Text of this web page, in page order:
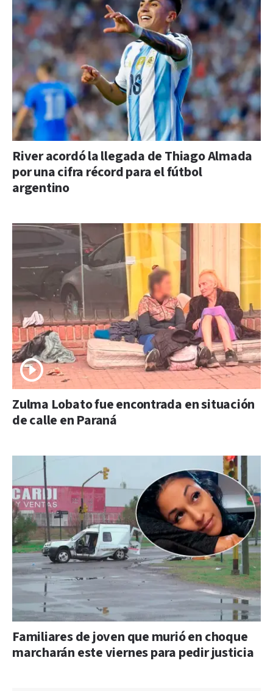
River acordó la llegada de Thiago Almada
por una cifra récord para el fútbol
argentino
Zulma Lobato fue encontrada en situación
de calle en Paraná
Familiares de joven que murió en choque
marcharán este viernes para pedir justicia